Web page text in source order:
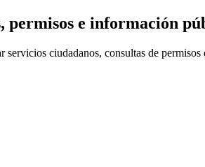
permisos e información
ciudadanos, consultas de